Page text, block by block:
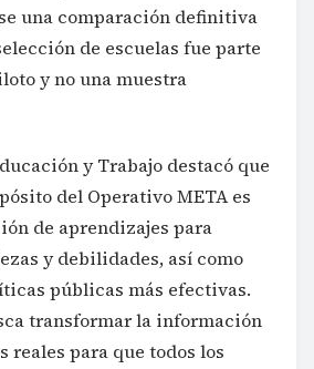
una comparación definitiva
de escuelas fue parte
y no una muestra
y Trabajo destacó que
del Operativo META es
de aprendizajes para
y debilidades, así como
públicas más efectivas.
transformar la información
reales para que todos los